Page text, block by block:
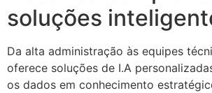
soluções
Da alta administração às equipes
oferece soluções de I.A
os dados em conhecimento